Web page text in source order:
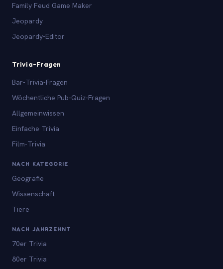
Family Feud Game Maker
Jeopardy
Jeopardy-Editor
Trivia-Fragen
Bar-Trivia-Fragen
Wöchentliche Pub-Quiz-Fragen
Allgemeinwissen
Einfache Trivia
Film-Trivia
NACH KATEGORIE
Geografie
Wissenschaft
Tiere
NACH JAHRZEHNT
70er Trivia
80er Trivia